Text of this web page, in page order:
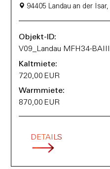
94405 Landau an der
Objekt-ID:
V09_Landau MFH34-BAIII
Kaltmiete:
720,00 EUR
Warmmiete:
870,00 EUR
DETAILS